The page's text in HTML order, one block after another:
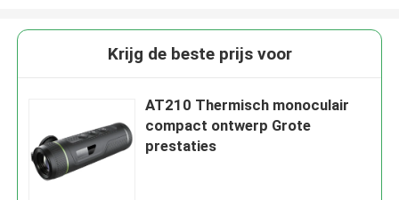
Krijg de beste prijs voor
AT210 Thermisch monoculair
compact ontwerp Grote
prestaties